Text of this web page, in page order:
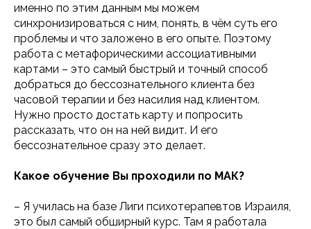
именно по этим данным мы можем
синхронизироваться с ним, понять, в чём суть его
проблемы и что заложено в его опыте. Поэтому
работа с метафорическими ассоциативными
картами – это самый быстрый и точный способ
добраться до бессознательного клиента без
часовой терапии и без насилия над клиентом.
Нужно просто достать карту и попросить
рассказать, что он на ней видит. И его
бессознательное сразу это делает.
Какое обучение Вы проходили по МАК?
– Я училась на базе Лиги психотерапевтов Израиля,
это был самый обширный курс. Там я работала